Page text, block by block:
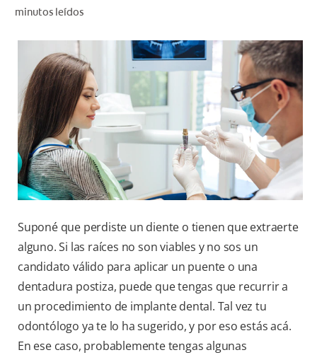
PARA PROFESIONALES
AR (ES)
SUSCRIBITE
minutos leídos
Suponé que perdiste un diente o tienen que extraerte
alguno. Si las raíces no son viables y no sos un
candidato válido para aplicar un puente o una
dentadura postiza, puede que tengas que recurrir a
un procedimiento de implante dental. Tal vez tu
odontólogo ya te lo ha sugerido, y por eso estás acá.
En ese caso, probablemente tengas algunas